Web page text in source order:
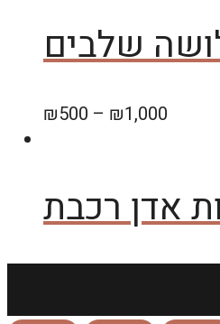
שלבים
₪500 – ₪1,000
אדן רכבת